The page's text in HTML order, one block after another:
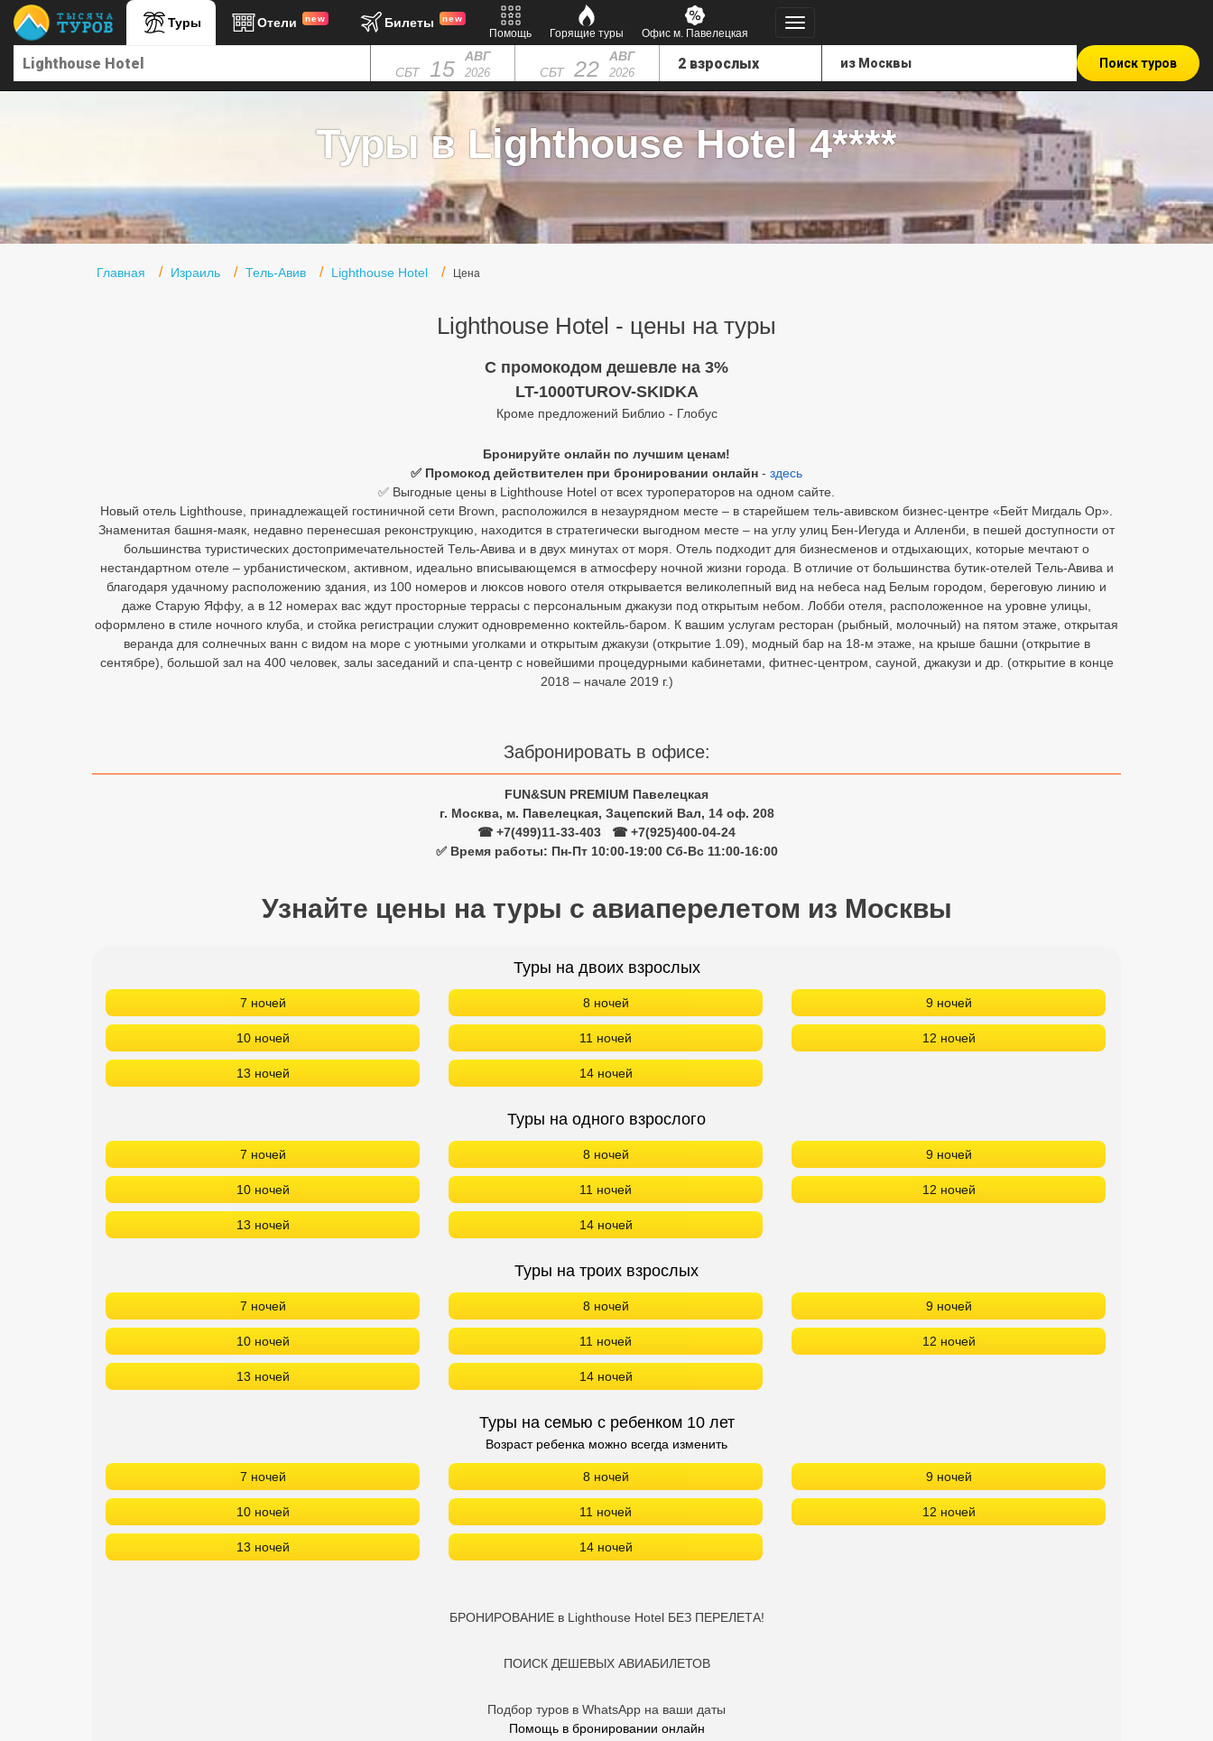
Туры Отели new Билеты new
Помощь Горящие туры Офис м. Павелецкая
СБТ 15 АВГ
2026 СБТ 22 АВГ
2026
Поиск туров
Туры в Lighthouse Hotel 4****
Главная Израиль Тель-Авив Lighthouse Hotel Цена
Lighthouse Hotel - цены на туры
C промокодом дешевле на 3%
LT-1000TUROV-SKIDKA
Кроме предложений Библио - Глобус
Бронируйте онлайн по лучшим ценам!
✅ Промокод действителен при бронировании онлайн - здесь
✅ Выгодные цены в Lighthouse Hotel от всех туроператоров на одном сайте.
Новый отель Lighthouse, принадлежащей гостиничной сети Brown, расположился в незаурядном месте – в старейшем тель-авивском бизнес-центре «Бейт Мигдаль Ор».
Знаменитая башня-маяк, недавно перенесшая реконструкцию, находится в стратегически выгодном месте – на углу улиц Бен-Иегуда и Алленби, в пешей доступности от
большинства туристических достопримечательностей Тель-Авива и в двух минутах от моря. Отель подходит для бизнесменов и отдыхающих, которые мечтают о
нестандартном отеле – урбанистическом, активном, идеально вписывающемся в атмосферу ночной жизни города. В отличие от большинства бутик-отелей Тель-Авива и
благодаря удачному расположению здания, из 100 номеров и люксов нового отеля открывается великолепный вид на небеса над Белым городом, береговую линию и
даже Старую Яффу, а в 12 номерах вас ждут просторные террасы с персональным джакузи под открытым небом. Лобби отеля, расположенное на уровне улицы,
оформлено в стиле ночного клуба, и стойка регистрации служит одновременно коктейль-баром. К вашим услугам ресторан (рыбный, молочный) на пятом этаже, открытая
веранда для солнечных ванн с видом на море с уютными уголками и открытым джакузи (открытие 1.09), модный бар на 18-м этаже, на крыше башни (открытие в
сентябре), большой зал на 400 человек, залы заседаний и спа-центр с новейшими процедурными кабинетами, фитнес-центром, сауной, джакузи и др. (открытие в конце
2018 – начале 2019 г.)
Забронировать в офисе:
FUN&SUN PREMIUM Павелецкая
г. Москва, м. Павелецкая, Зацепский Вал, 14 оф. 208
☎ +7(499)11-33-403
☎ +7(925)400-04-24
✅ Время работы: Пн-Пт 10:00-19:00 Сб-Вс 11:00-16:00
Узнайте цены на туры с авиаперелетом из Москвы
Туры на двоих взрослых
7 ночей 8 ночей 9 ночей
10 ночей 11 ночей 12 ночей
13 ночей 14 ночей
Туры на одного взрослого
7 ночей 8 ночей 9 ночей
10 ночей 11 ночей 12 ночей
13 ночей 14 ночей
Туры на троих взрослых
7 ночей 8 ночей 9 ночей
10 ночей 11 ночей 12 ночей
13 ночей 14 ночей
Туры на семью с ребенком 10 лет
Возраст ребенка можно всегда изменить
7 ночей 8 ночей 9 ночей
10 ночей 11 ночей 12 ночей
13 ночей 14 ночей
БРОНИРОВАНИЕ в Lighthouse Hotel БЕЗ ПЕРЕЛЕТА!
ПОИСК ДЕШЕВЫХ АВИАБИЛЕТОВ
Подбор туров в WhatsApp на ваши даты
Помощь в бронировании онлайн
Главная
Туры в ОАЭ
Офис г. Москва
ТОП 10 недорогих отелей
Лучшие отели 4* звезды
Недорогие отели 4*
Лучшие отели 3* звезды
Недорогие отели 3*
Сетевые отели Турции
Сетевые отели Шри Ланки
Сетевые отели Мальдив
Сетевые отели Бали